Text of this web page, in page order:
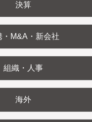
決算
・M&A・新会社
組織・人事
海外